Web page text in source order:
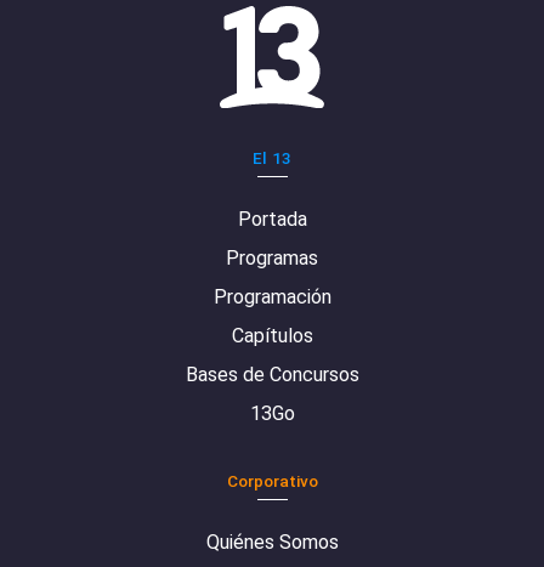
El 13
Portada
Programas
Programación
Capítulos
Bases de Concursos
13Go
Corporativo
Quiénes Somos